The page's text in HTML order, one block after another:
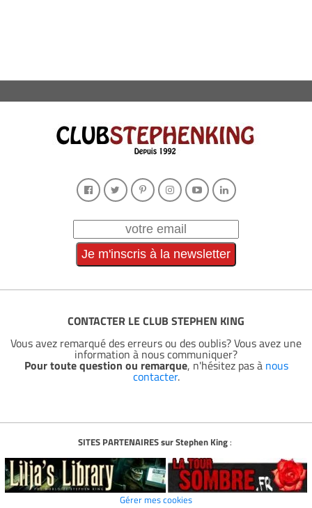
CONTACTER LE CLUB STEPHEN KING
Vous avez remarqué des erreurs ou des oublis? Vous avez une
information à nous communiquer?
Pour toute question ou remarque, n'hésitez pas à nous
contacter.
SITES PARTENAIRES sur Stephen King:
Gérer mes cookies